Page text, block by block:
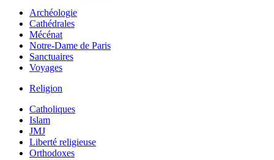
Archéologie
Cathédrales
Mécénat
Notre-Dame de Paris
Sanctuaires
Voyages
Religion
Catholiques
Islam
JMJ
Liberté religieuse
Orthodoxes